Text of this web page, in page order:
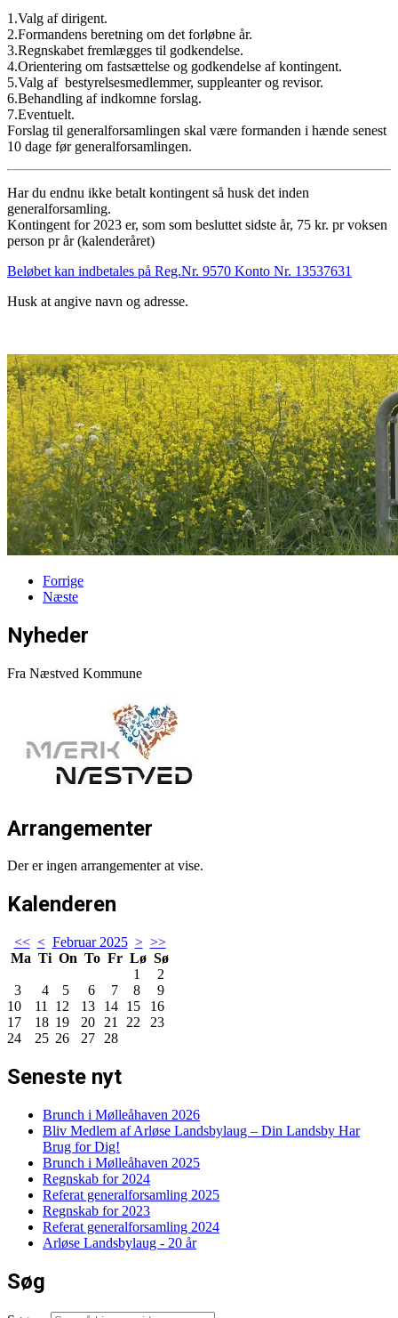
1.Valg af dirigent.
2.Formandens beretning om det forløbne år.
3.Regnskabet fremlægges til godkendelse.
4.Orientering om fastsættelse og godkendelse af kontingent.
5.Valg af bestyrelsesmedlemmer, suppleanter og revisor.
6.Behandling af indkomne forslag.
7.Eventuelt.
Forslag til generalforsamlingen skal være formanden i hænde senest
10 dage før generalforsamlingen.
Har du endnu ikke betalt kontingent så husk det inden
generalforsamling.
Kontingent for 2023 er, som som besluttet sidste år, 75 kr. pr voksen
person pr år (kalenderåret)
Beløbet kan indbetales på Reg.Nr. 9570 Konto Nr. 13537631
Husk at angive navn og adresse.
Forrige
Næste
Nyheder
Fra Næstved Kommune
Arrangementer
Der er ingen arrangementer at vise.
Kalenderen
<< < Februar 2025 > >>
Ma Ti On To Fr Lø Sø
1
2
3
4 5 6 7 8
9
10
11 12 13 14 15
16
17
18 19 20 21 22
23
24
25 26 27 28
Seneste nyt
Brunch i Mølleåhaven 2026
Bliv Medlem af Arløse Landsbylaug – Din Landsby Har
Brug for Dig!
Brunch i Mølleåhaven 2025
Regnskab for 2024
Referat generalforsamling 2025
Regnskab for 2023
Referat generalforsamling 2024
Arløse Landsbylaug - 20 år
Søg